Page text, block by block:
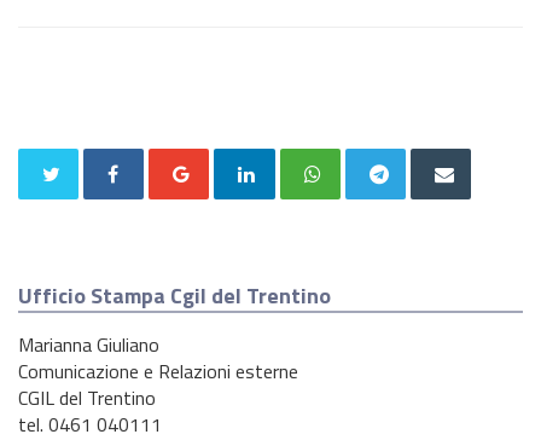
Ufficio Stampa Cgil del Trentino
Marianna Giuliano
Comunicazione e Relazioni esterne
CGIL del Trentino
tel. 0461 040111